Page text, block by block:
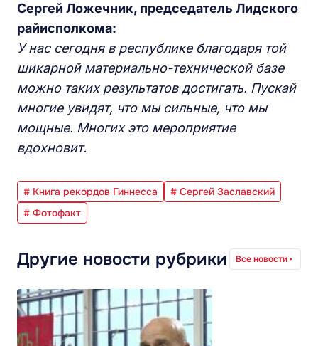
Сергей Ложечник, председатель Лидского
райисполкома:
Унас сегодня в республике благодаря той
шикарной материально-технической базе
можно таких результатов достигать. Пускай
многие увидят, что мы сильные, что мы
мощные. Многих это мероприятие
вдохновит.
# Книга рекордов Гиннесса
# Сергей Заславский
# Фотофакт
Другие новости рубрики Все новости